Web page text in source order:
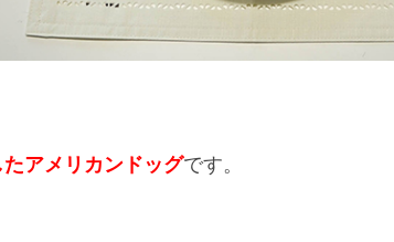
アメリカンドッグです。